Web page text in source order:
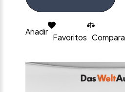
Añadir
Favoritos